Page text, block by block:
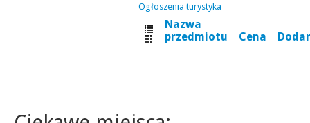
Ogłoszenia turystyka
Nazwa
przedmiotu
Cena